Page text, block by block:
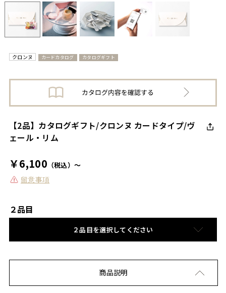
クロンヌ カードカタログ カタログギフト
【2品】カタログギフト/クロンヌ カードタイプ/ヴ
ェール・リム
￥6,100 （税込）～
留意事項
２品目
２品目を選択してください
商品説明